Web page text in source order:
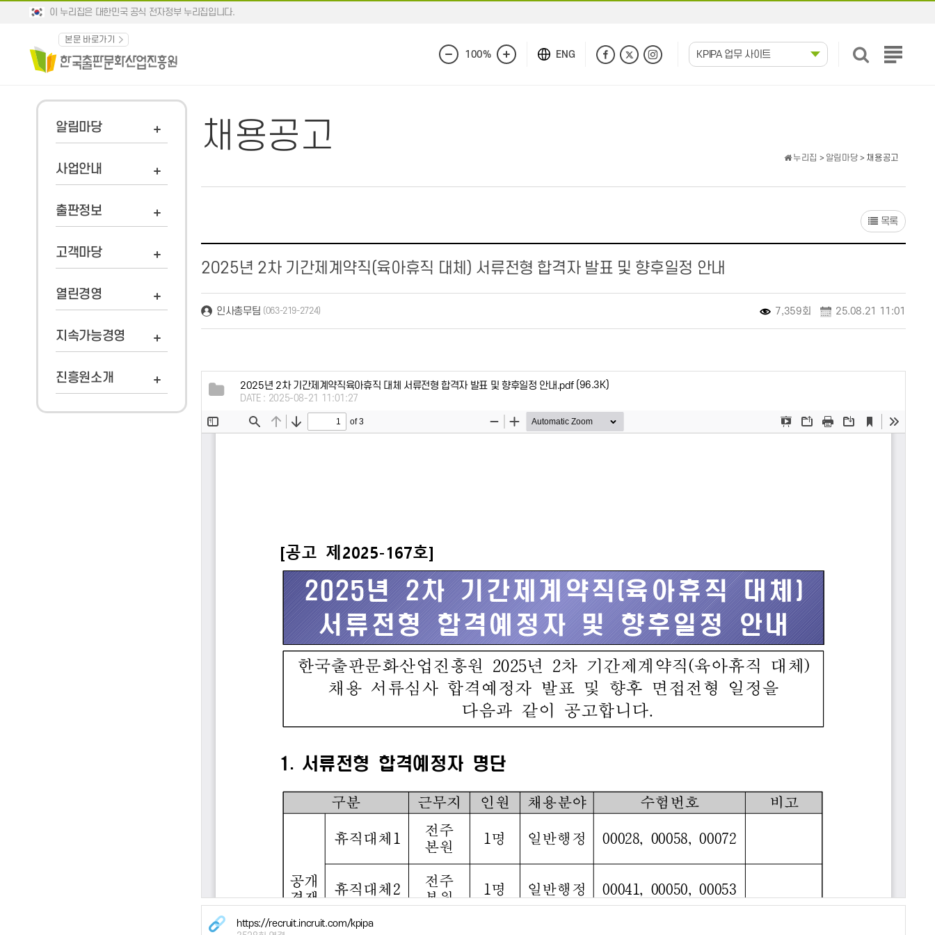
이 누리집은 대한민국 공식 전자정부 누리집입니다.
본문 바로가기
화
100%
화
ENG KPIPA 업무 사이트
전
알림마당
사업안내
출판정보
고객마당
열린경영
지속가능경영
진흥원소개
채용공고
누리집 > 알림마당 > 채용공고
목록
2025년 2차 기간제계약직(육아휴직 대체) 서류전형 합격자 발표 및 향후일정 안내
인사총무팀 (063-219-2724) 7,359회 25.08.21 11:01
2025년 2차 기간제계약직육아휴직 대체 서류전형 합격자 발표 및 향후일정 안내.pdf(96.3K)
DATE : 2025-08-21 11:01:27
https://recruit.incruit.com/kpipa